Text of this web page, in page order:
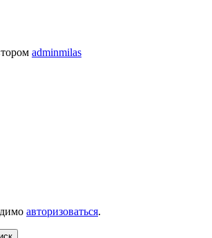
adminmilas
авторизоваться.